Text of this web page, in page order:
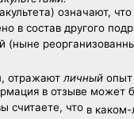
означают,
в состав другого
(ныне
, отражают личныйопыт
в отзыве может
считаете, что в